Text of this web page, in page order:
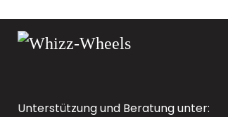
Unterstützung und Beratung unter: